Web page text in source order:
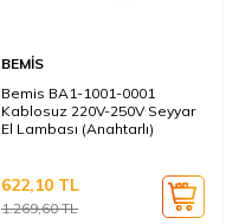
BEMİS
Bemis BA1-1001-0001
Kablosuz 220V-250V Seyyar
El Lambası (Anahtarlı)
1.269,60TL
622,10 TL